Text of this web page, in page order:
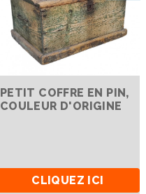
PETIT COFFRE EN PIN,
COULEUR D'ORIGINE
CLIQUEZ ICI